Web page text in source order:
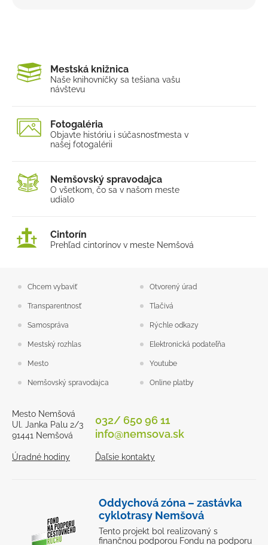
Mestská knižnica
Naše knihovníčky sa tešiana vašu
návštevu
Fotogaléria
Objavte históriu i súčasnosťmesta v
našej fotogalérii
Nemšovský spravodajca
O všetkom, čo sa v našom meste
udialo
Cintorín
Prehľad cintorínov v meste Nemšová
Chcem vybaviť Otvorený úrad
Transparentnosť Tlačivá
Samospráva Rýchle odkazy
Mestský rozhlas Elektronická podateľňa
Mesto Youtube
Nemšovský spravodajca Online platby
Mesto Nemšová
Ul. Janka Palu 2/3
91441 Nemšová
Úradné hodiny
032/ 650 96 11
info@nemsova.sk
Ďaľsie kontakty
Oddychová zóna – zastávka
cyklotrasy Nemšová
Tento projekt bol realizovaný s
finančnou podporou Fondu na podporu